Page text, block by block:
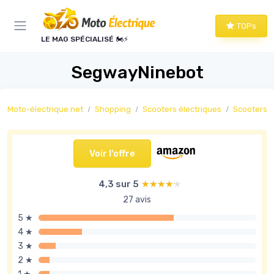
LE MAG SPÉCIALISÉ 🏍️⚡
TOPs
SegwayNinebot
Moto-électrique.net Shopping Scooters électriques Scooters
Voir l'offre
4,3 sur 5 ★★★★★
★★★★★
27 avis
5 ★
4 ★
3 ★
2 ★
Panneau de gestion des cookies